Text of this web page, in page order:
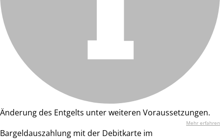
Änderung des Entgelts unter weiteren Voraussetzungen.
Mehr erfahren
Bargeldauszahlung mit der Debitkarte im